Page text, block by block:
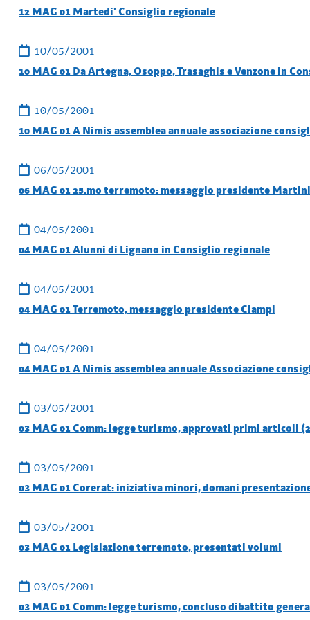
12 MAG 01 Martedi' Consiglio regionale
10/05/2001
10 MAG 01 Da Artegna, Osoppo, Trasaghis e Venzone in
10/05/2001
10 MAG 01 A Nimis assemblea annuale associazione
06/05/2001
06 MAG 01 25.mo terremoto: messaggio presidente Martini
04/05/2001
04 MAG 01 Alunni di Lignano in Consiglio regionale
04/05/2001
04 MAG 01 Terremoto, messaggio presidente Ciampi
04/05/2001
04 MAG 01 A Nimis assemblea annuale Associazione
03/05/2001
03 MAG 01 Comm: legge turismo, approvati primi articoli
03/05/2001
03 MAG 01 Corerat: iniziativa minori, domani
03/05/2001
03 MAG 01 Legislazione terremoto, presentati volumi
03/05/2001
03 MAG 01 Comm: legge turismo, concluso dibattito